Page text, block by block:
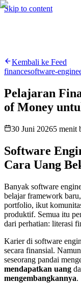
Skip to content
Cari⌘K Hire me
Kembali ke Feed
financesoftware-
Pelajaran
of Money
30 Juni 20265 menit
Software
Cara Uang
Banyak software
belajar framework
portfolio, ikut
produktif. Semua itu
dari perhatian: literasi
Karier di software
secara finansial.
seseorang pandai
mendapatkan uang
mengembangkannya.